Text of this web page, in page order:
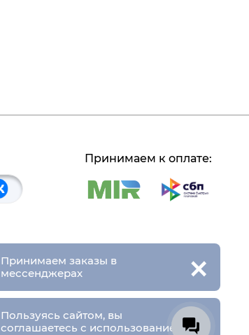
Принимаем к оплате:
Пользуясь сайтом, вы
соглашаетесь с использованием ×
Принимаем заказы в
мессенджерах
×